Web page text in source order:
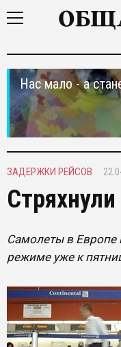
Нас мало - а
ЗАДЕРЖКИ РЕЙСОВ
Самолеты в Европе
режиме уже к